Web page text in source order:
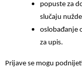
popuste za
slučaju
oslobađanje
za upis.
Prijave se mogu